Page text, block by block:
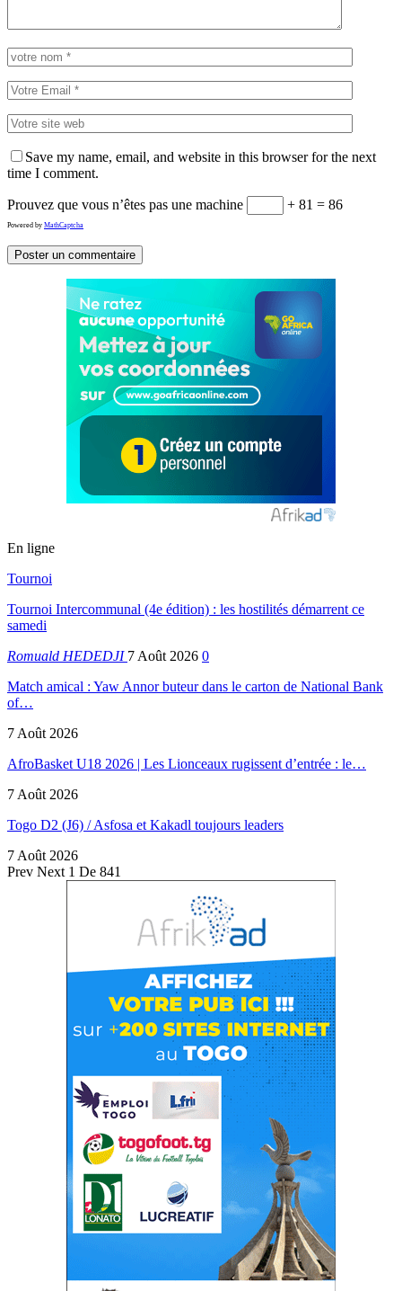
Save my name, email, and website in this browser for the next
time I comment.
Prouvez que vous n’êtes pas une machine + 81 = 86
Powered by MathCaptcha
En ligne
Tournoi
Tournoi Intercommunal (4e édition) : les hostilités démarrent ce
samedi
Romuald HEDEDJI 7 Août 2026 0
Match amical : Yaw Annor buteur dans le carton de National Bank
of…
7 Août 2026
AfroBasket U18 2026 | Les Lionceaux rugissent d’entrée : le…
7 Août 2026
Togo D2 (J6) / Asfosa et Kakadl toujours leaders
7 Août 2026
Prev Next 1 De 841